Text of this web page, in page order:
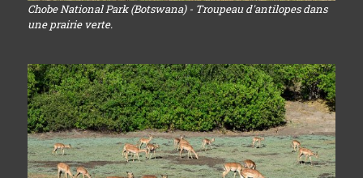
Chobe National Park (Botswana) - Troupeau d'antilopes dans
une prairie verte.